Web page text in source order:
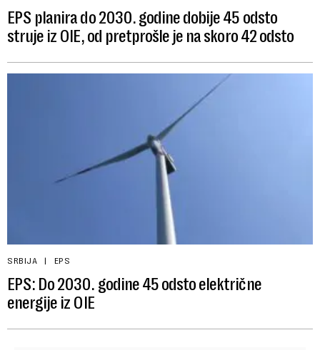
EPS planira do 2030. godine dobije 45 odsto
struje iz OIE, od pretprošle je na skoro 42 odsto
SRBIJA EPS
EPS: Do 2030. godine 45 odsto električne
energije iz OIE